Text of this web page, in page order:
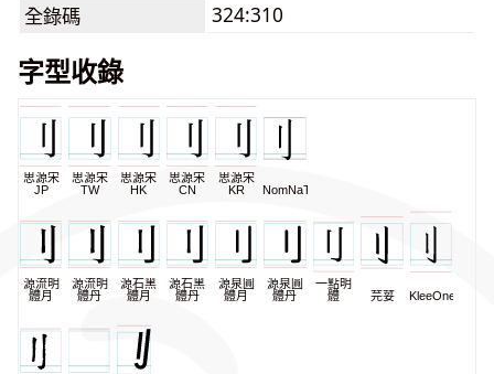
全錄碼
324:310
字型收錄
思源宋
JP
思源宋
TW
思源宋
HK
思源宋
CN
思源宋
KR
NomNaTong
源流明
體月
源流明
體丹
源石黑
體月
源石黑
體丹
源泉圓
體月
源泉圓
體丹
一點明
體
芫荽 KleeOne